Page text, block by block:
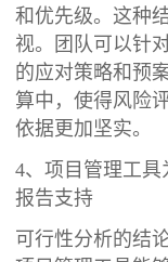
和优先级。这种
视。团队可以针
的应对策略和预
算中，使得风险
依据更加坚实。
4、项目管理工
报告支持
可行性分析的结